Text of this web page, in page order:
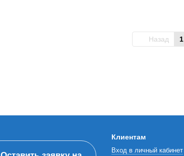
Назад 1
Клиентам
Вход в личный кабинет